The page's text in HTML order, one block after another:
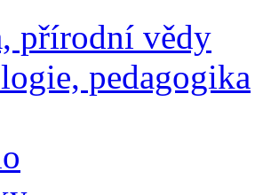
přírodní vědy
pedagogika